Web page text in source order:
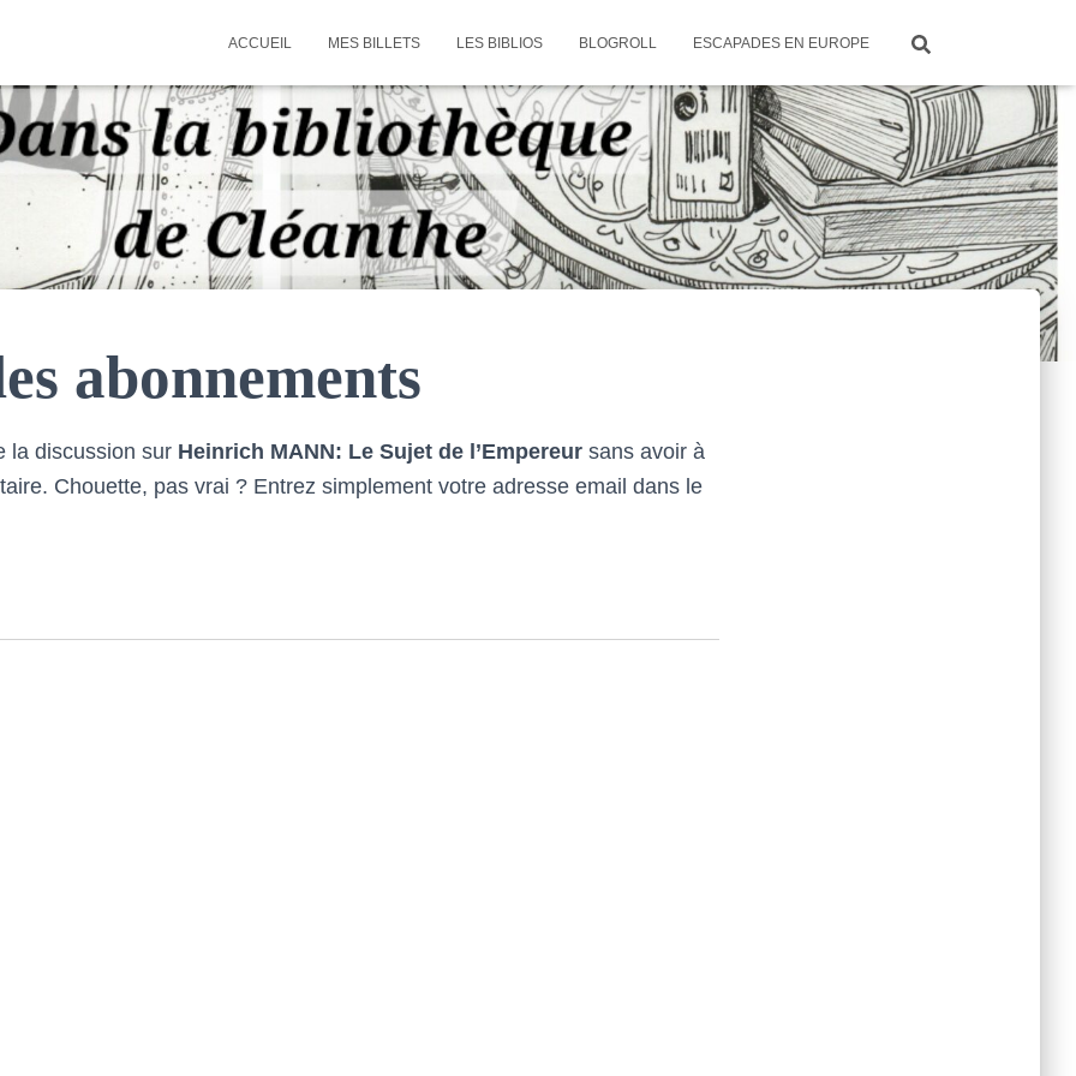
ACCUEIL MES BILLETS LES BIBLIOS BLOGROLL ESCAPADES EN EUROPE
abonnements
la discussion sur Heinrich MANN: Le Sujet de l’Empereur sans avoir à
Chouette, pas vrai ? Entrez simplement votre adresse email dans le